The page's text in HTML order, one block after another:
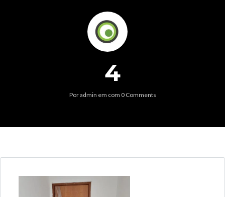
4
Poradmin em com 0 Comments